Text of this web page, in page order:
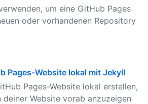
um eine GitHub Pages
oder vorhandenen Repository
Pages-Website lokal mit Jekyll
Pages-Website lokal erstellen,
deiner Website vorab anzuzeigen